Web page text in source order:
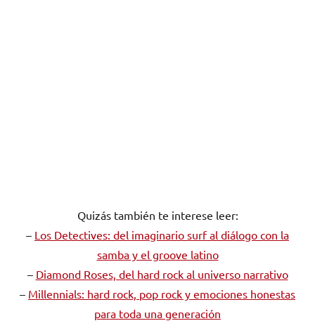
Quizás también te interese leer:
– Los Detectives: del imaginario surf al diálogo con la
samba y el groove latino
– Diamond Roses, del hard rock al universo narrativo
– Millennials: hard rock, pop rock y emociones honestas
para toda una generación